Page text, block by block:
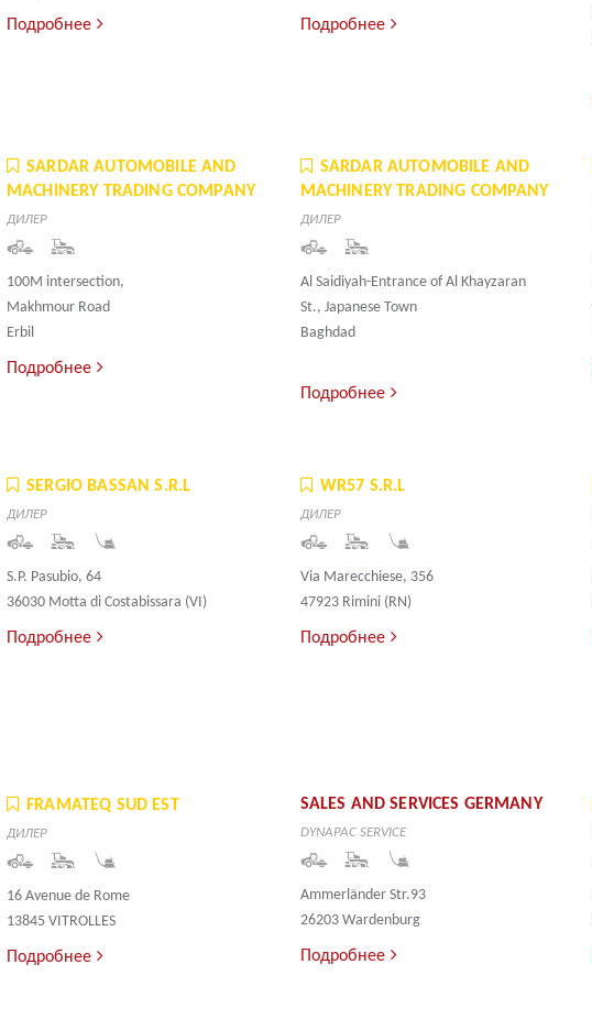
Подробнее Подробнее
SARDAR AUTOMOBILE AND
MACHINERY TRADING COMPANY
ДИЛЕР
100M intersection,
Makhmour Road
Erbil
Подробнее
SARDAR AUTOMOBILE AND
MACHINERY TRADING COMPANY
ДИЛЕР
Al Saidiyah-Entrance of Al Khayzaran
St., Japanese Town
Baghdad
Подробнее
SERGIO BASSAN S.R.L
ДИЛЕР
S.P. Pasubio, 64
36030 Motta di Costabissara (VI)
Подробнее
WR57 S.R.L
ДИЛЕР
Via Marecchiese, 356
47923 Rimini (RN)
Подробнее
FRAMATEQ SUD EST
ДИЛЕР
16 Avenue de Rome
13845 VITROLLES
Подробнее
SALES AND SERVICES GERMANY
DYNAPAC SERVICE
Ammerländer Str.93
26203 Wardenburg
Подробнее